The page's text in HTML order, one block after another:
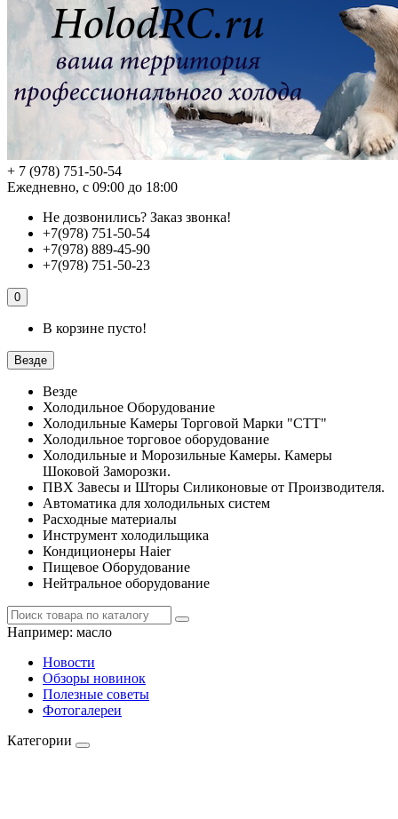
+ 7 (978) 751-50-54
Ежедневно, с 09:00 до 18:00
Не дозвонились? Заказ звонка!
+7(978) 751-50-54
+7(978) 889-45-90
+7(978) 751-50-23
0
В корзине пусто!
Везде
Везде
Холодильное Оборудование
Холодильные Камеры Торговой Марки "СТТ"
Холодильное торговое оборудование
Холодильные и Морозильные Камеры. Камеры
Шоковой Заморозки.
ПВХ Завесы и Шторы Силиконовые от Производителя.
Автоматика для холодильных систем
Расходные материалы
Инструмент холодильщика
Кондиционеры Haier
Пищевое Оборудование
Нейтральное оборудование
Например: масло
Новости
Обзоры новинок
Полезные советы
Фотогалереи
Категории